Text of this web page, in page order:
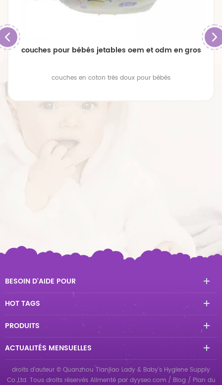
et odm en gros couches bébé respirantes de
couches bébé respirantes de
BESOIN D'AIDE POUR
HOT TAGS
PRODUITS
ACTUALITÉS MENSUELLES
droits d'auteur © Quanzhou Tianjiao Lady & Baby's Hygiene Supply
Co.,Ltd. Tous droits réservés Alimenté par dyyseo.com / Blog / Plan du